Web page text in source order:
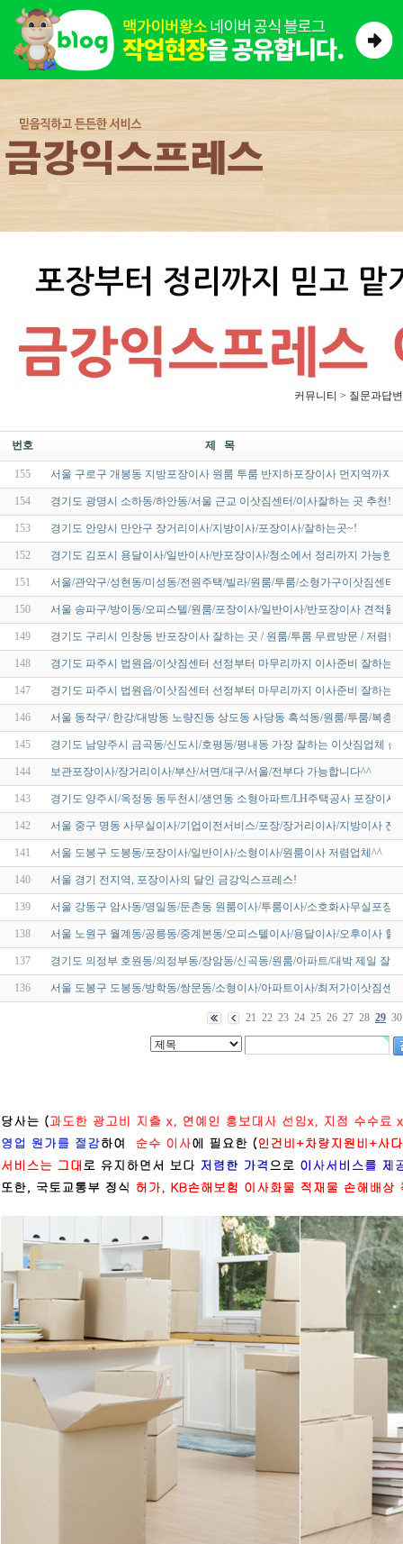
커뮤니티 > 질문과답변
번호 제 목
155 서울 구로구 개봉동 지방포장이사 원룸 투룸 반지하포장이사 먼지역까지
154 경기도 광명시 소하동/하안동/서울 근교 이삿짐센터/이사잘하는 곳 추천!!
153 경기도 안양시 만안구 장거리이사/지방이사/포장이사/잘하는곳~!
152 경기도 김포시 용달이사/일반이사/반포장이사/청소에서 정리까지 가능한
151 서울/관악구/성현동/미성동/전원주택/빌라/원룸/투룸/소형가구이삿짐센터
150 서울 송파구/방이동/오피스텔/원룸/포장이사/일반이사/반포장이사 견적물
149 경기도 구리시 인창동 반포장이사 잘하는 곳 / 원룸/투룸 무료방문 / 저렴
148 경기도 파주시 법원읍/이삿짐센터 선정부터 마무리까지 이사준비 잘하는
147 경기도 파주시 법원읍/이삿짐센터 선정부터 마무리까지 이사준비 잘하는
146 서울 동작구/ 한강/대방동 노량진동 상도동 사당동 흑석동/원룸/투룸/복층
145 경기도 남양주시 금곡동/신도시/호평동/평내동 가장 잘하는 이삿짐업체
144 보관포장이사/장거리이사/부산/서면/대구/서울/전부다 가능합니다^^
143 경기도 양주시/옥정동 동두천시/생연동 소형아파트/LH주택공사 포장이
142 서울 중구 명동 사무실이사/기업이전서비스/포장/장거리이사/지방이사
141 서울 도봉구 도봉동/포장이사/일반이사/소형이사/원룸이사 저렴업체^^
140 서울 경기 전지역, 포장이사의 달인 금강익스프레스!
139 서울 강동구 암사동/명일동/둔촌동 원룸이사/투룸이사/소호화사무실포장
138 서울 노원구 월계동/공릉동/중계본동/오피스텔이사/용달이사/오후이사
137 경기도 의정부 호원동/의정부동/장암동/신곡동/원룸/아파트/대박 제일 잘
136 서울 도봉구 도봉동/방학동/쌍문동/소형이사/아파트이사/최저가이삿짐센
21 22 23 24 25 26 27 28 29 30